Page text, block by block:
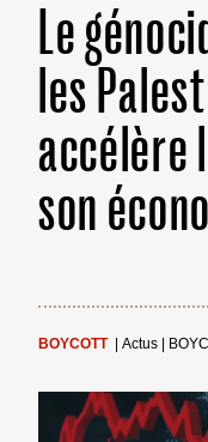
Le
les
accélère
son
BOYCOTT Actus